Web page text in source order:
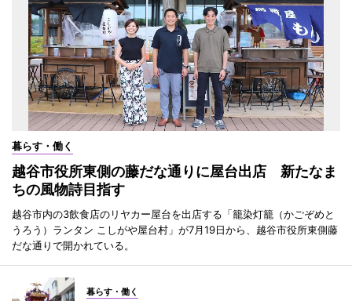
暮らす・働く
越谷市役所東側の藤だな通りに屋台出店 新たなま
ちの風物詩目指す
越谷市内の3飲食店のリヤカー屋台を出店する「籠染灯籠（かごぞめと
うろう）ランタン こしがや屋台村」が7月19日から、越谷市役所東側藤
だな通りで開かれている。
暮らす・働く